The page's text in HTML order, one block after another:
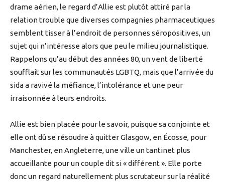
drame aérien, le regard d’Allie est plutôt attiré par la
relation trouble que diverses compagnies pharmaceutiques
semblent tisser à l’endroit de personnes séropositives, un
sujet qui n’intéresse alors que peu le milieu journalistique.
Rappelons qu’au début des années 80, un vent de liberté
soufflait sur les communautés LGBTQ, mais que l’arrivée du
sida a ravivé la méfiance, l’intolérance et une peur
irraisonnée à leurs endroits.
Allie est bien placée pour le savoir, puisque sa conjointe et
elle ont dû se résoudre à quitter Glasgow, en Écosse, pour
Manchester, en Angleterre, une ville un tantinet plus
accueillante pour un couple dit si « différent ». Elle porte
donc un regard naturellement plus scrutateur sur la réalité